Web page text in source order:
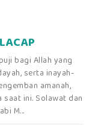
bagi Allah yang
serta inayah-
amanah,
ini. Solawat dan
M...